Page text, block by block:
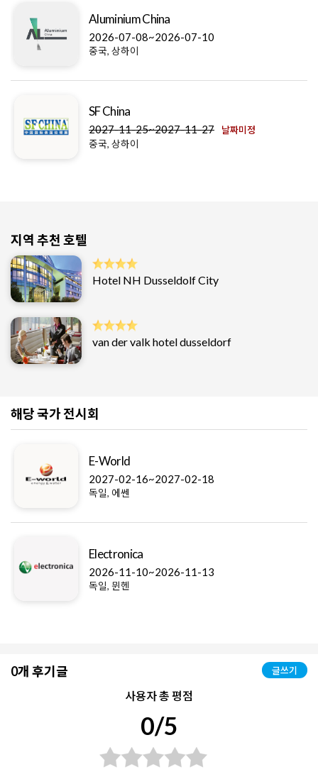
Aluminium China
2026-07-08~2026-07-10
중국, 상하이
SF China
2027-11-25~2027-11-27 날짜미정
중국, 상하이
지역 추천 호텔
Hotel NH Dusseldolf City
van der valk hotel dusseldorf
해당 국가 전시회
E-World
2027-02-16~2027-02-18
독일, 에쎈
Electronica
2026-11-10~2026-11-13
독일, 뮌헨
0개 후기글 글쓰기
사용자 총 평점
0/5